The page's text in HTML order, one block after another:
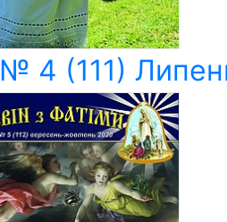
№ 4 (111)